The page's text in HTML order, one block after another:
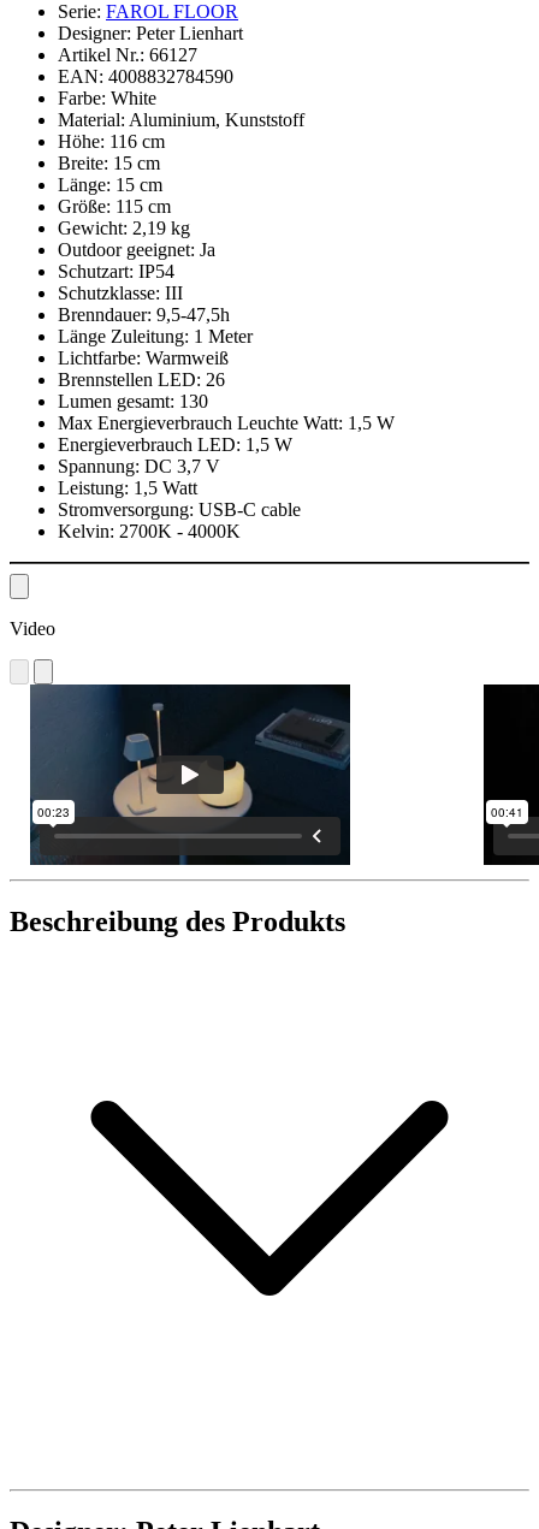
Serie: FAROL FLOOR
Designer: Peter Lienhart
Artikel Nr.: 66127
EAN: 4008832784590
Farbe: White
Material: Aluminium, Kunststoff
Höhe: 116 cm
Breite: 15 cm
Länge: 15 cm
Größe: 115 cm
Gewicht: 2,19 kg
Outdoor geeignet: Ja
Schutzart: IP54
Schutzklasse: III
Brenndauer: 9,5-47,5h
Länge Zuleitung: 1 Meter
Lichtfarbe: Warmweiß
Brennstellen LED: 26
Lumen gesamt: 130
Max Energieverbrauch Leuchte Watt: 1,5 W
Energieverbrauch LED: 1,5 W
Spannung: DC 3,7 V
Leistung: 1,5 Watt
Stromversorgung: USB-C cable
Kelvin: 2700K - 4000K
Video
Beschreibung des Produkts